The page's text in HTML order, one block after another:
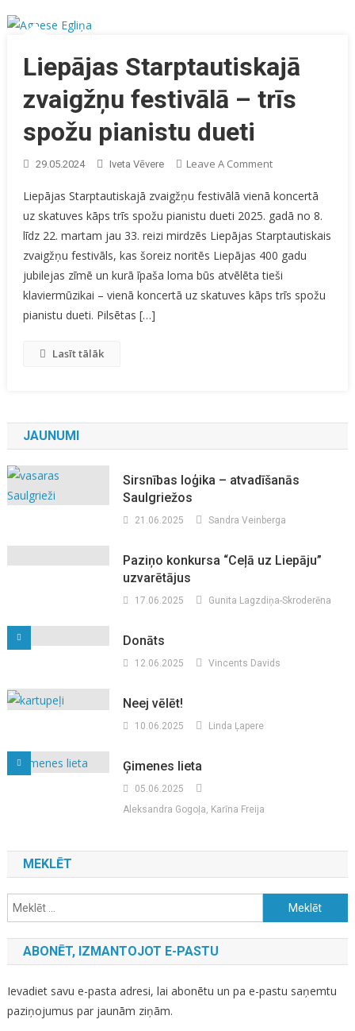
Liepājas Starptautiskajā
zvaigžņu festivālā – trīs
spožu pianistu dueti
29.05.2024 Iveta Vēvere Leave A CommentOn
Starptautiskajā
Zvaigžņu
Festivālā
–
Trīs
Spožu
Liepājas Starptautiskajā zvaigžņu festivālā vienā koncertā
uz skatuves kāps trīs spožu pianistu dueti 2025. gadā no 8.
līdz 22. martam jau 33. reizi mirdzēs Liepājas Starptautiskais
zvaigžņu festivāls, kas šoreiz noritēs Liepājas 400 gadu
jubilejas zīmē un kurā īpaša loma būs atvēlēta tieši
klaviermūzikai – vienā koncertā uz skatuves kāps trīs spožu
pianistu dueti. Pilsētas […]
Lasīt tālāk
JAUNUMI
Sirsnības loģika – atvadīšanās
Saulgriežos
21.06.2025 Sandra Veinberga
Paziņo konkursa “Ceļā uz Liepāju”
uzvarētājus
17.06.2025 Gunita Lagzdiņa-Skroderēna
Donāts
12.06.2025 Vincents Davids
Neej vēlēt!
10.06.2025 Linda Ļapere
Ģimenes lieta
05.06.2025
Aleksandra Gogoļa, Karīna Freija
MEKLĒT
Meklēt:
ABONĒT, IZMANTOJOT E-PASTU
Ievadiet savu e-pasta adresi, lai abonētu un pa e-pastu saņemtu
paziņojumus par jaunām ziņām.